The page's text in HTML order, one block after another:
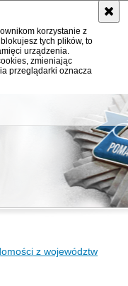
korzystanie z
tych plików, to
urządzenia.
zmieniając
przeglądarki oznacza
z województw